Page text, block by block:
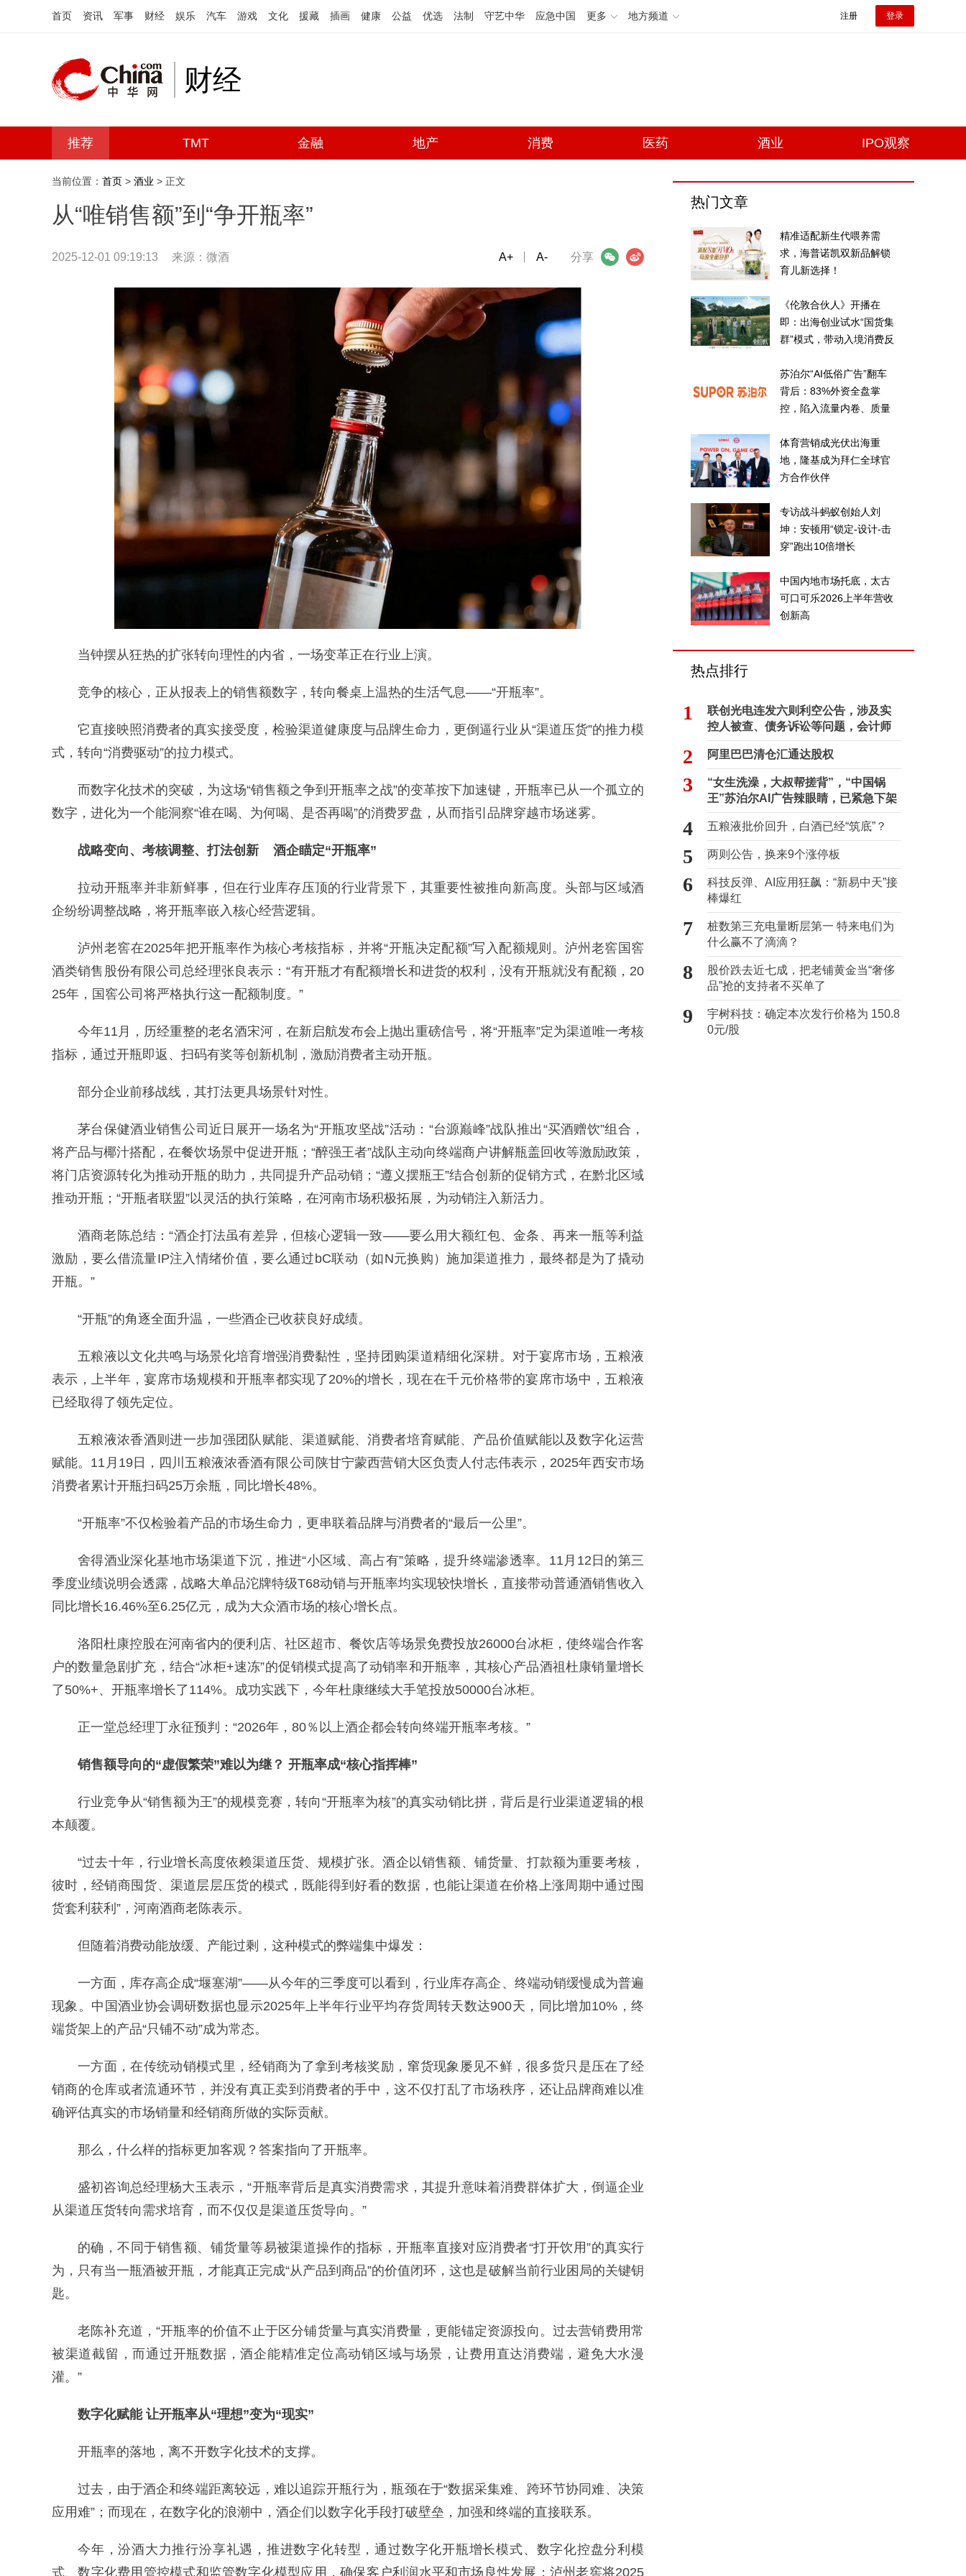
首页 资讯 军事 财经 娱乐 汽车 游戏 文化 援藏 插画 健康 公益 优选 法制 守艺中华 应急中国 更多 地方频道 注册 登录
财经
推荐 TMT 金融 地产 消费 医药 酒业 IPO观察
当前位置： 首页 > 酒业 > 正文
从“唯销售额”到“争开瓶率”
2025-12-01 09:19:13 来源：微酒 分享
微信 微博
A+ A-
当钟摆从狂热的扩张转向理性的内省，一场变革正在行业上演。
竞争的核心，正从报表上的销售额数字，转向餐桌上温热的生活气息——“开瓶率”。
它直接映照消费者的真实接受度，检验渠道健康度与品牌生命力，更倒逼行业从“渠道压货”的推力模
式，转向“消费驱动”的拉力模式。
而数字化技术的突破，为这场“销售额之争到开瓶率之战”的变革按下加速键，开瓶率已从一个孤立的
数字，进化为一个能洞察“谁在喝、为何喝、是否再喝”的消费罗盘，从而指引品牌穿越市场迷雾。
战略变向、考核调整、打法创新 酒企瞄定“开瓶率”
拉动开瓶率并非新鲜事，但在行业库存压顶的行业背景下，其重要性被推向新高度。头部与区域酒
企纷纷调整战略，将开瓶率嵌入核心经营逻辑。
泸州老窖在2025年把开瓶率作为核心考核指标，并将“开瓶决定配额”写入配额规则。泸州老窖国窖
酒类销售股份有限公司总经理张良表示：“有开瓶才有配额增长和进货的权利，没有开瓶就没有配额，20
25年，国窖公司将严格执行这一配额制度。”
今年11月，历经重整的老名酒宋河，在新启航发布会上抛出重磅信号，将“开瓶率”定为渠道唯一考核
指标，通过开瓶即返、扫码有奖等创新机制，激励消费者主动开瓶。
部分企业前移战线，其打法更具场景针对性。
茅台保健酒业销售公司近日展开一场名为“开瓶攻坚战”活动：“台源巅峰”战队推出“买酒赠饮”组合，
将产品与椰汁搭配，在餐饮场景中促进开瓶；“醉强王者”战队主动向终端商户讲解瓶盖回收等激励政策，
将门店资源转化为推动开瓶的助力，共同提升产品动销；“遵义摆瓶王”结合创新的促销方式，在黔北区域
推动开瓶；“开瓶者联盟”以灵活的执行策略，在河南市场积极拓展，为动销注入新活力。
酒商老陈总结：“酒企打法虽有差异，但核心逻辑一致——要么用大额红包、金条、再来一瓶等利益
激励，要么借流量IP注入情绪价值，要么通过bC联动（如N元换购）施加渠道推力，最终都是为了撬动
开瓶。”
“开瓶”的角逐全面升温，一些酒企已收获良好成绩。
五粮液以文化共鸣与场景化培育增强消费黏性，坚持团购渠道精细化深耕。对于宴席市场，五粮液
表示，上半年，宴席市场规模和开瓶率都实现了20%的增长，现在在千元价格带的宴席市场中，五粮液
已经取得了领先定位。
五粮液浓香酒则进一步加强团队赋能、渠道赋能、消费者培育赋能、产品价值赋能以及数字化运营
赋能。11月19日，四川五粮液浓香酒有限公司陕甘宁蒙西营销大区负责人付志伟表示，2025年西安市场
消费者累计开瓶扫码25万余瓶，同比增长48%。
“开瓶率”不仅检验着产品的市场生命力，更串联着品牌与消费者的“最后一公里”。
舍得酒业深化基地市场渠道下沉，推进“小区域、高占有”策略，提升终端渗透率。11月12日的第三
季度业绩说明会透露，战略大单品沱牌特级T68动销与开瓶率均实现较快增长，直接带动普通酒销售收入
同比增长16.46%至6.25亿元，成为大众酒市场的核心增长点。
洛阳杜康控股在河南省内的便利店、社区超市、餐饮店等场景免费投放26000台冰柜，使终端合作客
户的数量急剧扩充，结合“冰柜+速冻”的促销模式提高了动销率和开瓶率，其核心产品酒祖杜康销量增长
了50%+、开瓶率增长了114%。成功实践下，今年杜康继续大手笔投放50000台冰柜。
正一堂总经理丁永征预判：“2026年，80％以上酒企都会转向终端开瓶率考核。”
销售额导向的“虚假繁荣”难以为继？ 开瓶率成“核心指挥棒”
行业竞争从“销售额为王”的规模竞赛，转向“开瓶率为核”的真实动销比拼，背后是行业渠道逻辑的根
本颠覆。
“过去十年，行业增长高度依赖渠道压货、规模扩张。酒企以销售额、铺货量、打款额为重要考核，
彼时，经销商囤货、渠道层层压货的模式，既能得到好看的数据，也能让渠道在价格上涨周期中通过囤
货套利获利”，河南酒商老陈表示。
但随着消费动能放缓、产能过剩，这种模式的弊端集中爆发：
一方面，库存高企成“堰塞湖”——从今年的三季度可以看到，行业库存高企、终端动销缓慢成为普遍
现象。中国酒业协会调研数据也显示2025年上半年行业平均存货周转天数达900天，同比增加10%，终
端货架上的产品“只铺不动”成为常态。
一方面，在传统动销模式里，经销商为了拿到考核奖励，窜货现象屡见不鲜，很多货只是压在了经
销商的仓库或者流通环节，并没有真正卖到消费者的手中，这不仅打乱了市场秩序，还让品牌商难以准
确评估真实的市场销量和经销商所做的实际贡献。
那么，什么样的指标更加客观？答案指向了开瓶率。
盛初咨询总经理杨大玉表示，“开瓶率背后是真实消费需求，其提升意味着消费群体扩大，倒逼企业
从渠道压货转向需求培育，而不仅仅是渠道压货导向。”
的确，不同于销售额、铺货量等易被渠道操作的指标，开瓶率直接对应消费者“打开饮用”的真实行
为，只有当一瓶酒被开瓶，才能真正完成“从产品到商品”的价值闭环，这也是破解当前行业困局的关键钥
匙。
老陈补充道，“开瓶率的价值不止于区分铺货量与真实消费量，更能锚定资源投向。过去营销费用常
被渠道截留，而通过开瓶数据，酒企能精准定位高动销区域与场景，让费用直达消费端，避免大水漫
灌。”
数字化赋能 让开瓶率从“理想”变为“现实”
开瓶率的落地，离不开数字化技术的支撑。
过去，由于酒企和终端距离较远，难以追踪开瓶行为，瓶颈在于“数据采集难、跨环节协同难、决策
应用难”；而现在，在数字化的浪潮中，酒企们以数字化手段打破壁垒，加强和终端的直接联系。
今年，汾酒大力推行汾享礼遇，推进数字化转型，通过数字化开瓶增长模式、数字化控盘分利模
式、数字化费用管控模式和监管数字化模型应用，确保客户利润水平和市场良性发展；泸州老窖将2025
热门文章
精准适配新生代喂养需
求，海普诺凯双新品解锁
育儿新选择！
《伦敦合伙人》开播在
即：出海创业试水“国货集
群”模式，带动入境消费反
苏泊尔“AI低俗广告”翻车
背后：83%外资全盘掌
控，陷入流量内卷、质量
体育营销成光伏出海重
地，隆基成为拜仁全球官
方合作伙伴
专访战斗蚂蚁创始人刘
坤：安顿用“锁定-设计-击
穿”跑出10倍增长
中国内地市场托底，太古
可口可乐2026上半年营收
创新高
热点排行
1
联创光电连发六则利空公告，涉及实
控人被查、债务诉讼等问题，会计师
事务所曾出具“保留意见”
2 阿里巴巴清仓汇通达股权
3
“女生洗澡，大叔帮搓背”，“中国锅
王”苏泊尔AI广告辣眼睛，已紧急下架
4 五粮液批价回升，白酒已经“筑底”？
5 两则公告，换来9个涨停板
6
科技反弹、AI应用狂飙：“新易中天”接
棒爆红
7
桩数第三充电量断层第一 特来电们为
什么赢不了滴滴？
8
股价跌去近七成，把老铺黄金当“奢侈
品”抢的支持者不买单了
9
宇树科技：确定本次发行价格为 150.8
0元/股